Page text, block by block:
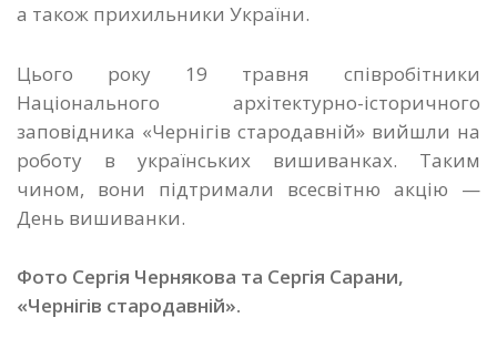
а також прихильники України.
Цього року 19 травня співробітники
Національного архітектурно-історичного
заповідника «Чернігів стародавній» вийшли на
роботу в українських вишиванках. Таким
чином, вони підтримали всесвітню акцію —
День вишиванки.
Фото Сергія Чернякова та Сергія Сарани,
«Чернігів стародавній».